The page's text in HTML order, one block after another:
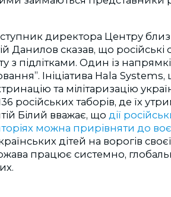
директора Центру
Данилов сказав, що російські
з підлітками. Один із
Ініціатива Hala
та мілітаризацію
російських таборів, де їх
Білий вважає, що дії
можна прирівняти до
дітей на ворогів
працює системно,